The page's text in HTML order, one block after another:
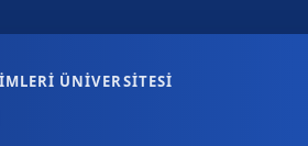
ÜNIVERSITESI